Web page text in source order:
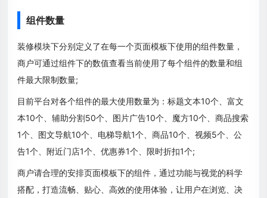
组件数量
装修模块下分别定义了在每一个页面模板下使用的组件数量，
商户可通过组件下的数值查看当前使用了每个组件的数量和组
件最大限制数量;
目前平台对各个组件的最大使用数量为：标题文本10个、富文
本10个、辅助分割50个、图片广告10个、魔方10个、商品搜索
1个、图文导航10个、电梯导航1个、商品10个、视频5个、公
告1个、附近门店1个、优惠券1个、限时折扣1个;
商户请合理的安排页面模板下的组件，通过功能与视觉的科学
搭配，打造流畅、贴心、高效的使用体验，让用户在浏览、决